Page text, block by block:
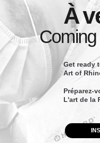
Get ready
Art of
À
Préparez-
L'art de la